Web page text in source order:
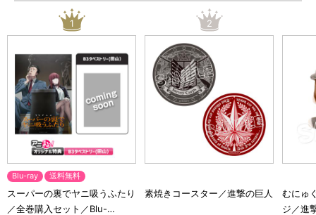
1
Blu-ray 送料無料
スーパーの裏でヤニ吸うふたり
／全巻購入セット／Blu-
2
素焼きコースター／進撃の巨人
むにゅ
ジ／進